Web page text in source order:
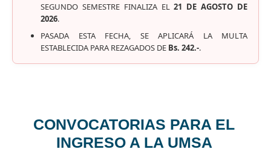
SEGUNDO SEMESTRE FINALIZA EL21 DE AGOSTO DE
2026.
PASADA ESTA FECHA, SE APLICARÁ LA MULTA
ESTABLECIDA PARA REZAGADOS DE Bs. 242.-.
CONVOCATORIAS PARA EL
INGRESO A LA UMSA